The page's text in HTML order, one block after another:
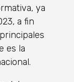
ya
a fin
es la